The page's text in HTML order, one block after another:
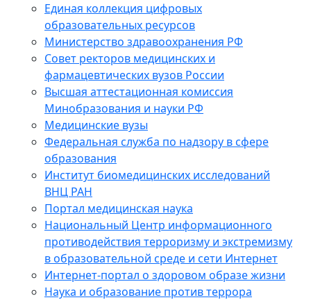
Единая коллекция цифровых
образовательных ресурсов
Министерство здравоохранения РФ
Совет ректоров медицинских и
фармацевтических вузов России
Высшая аттестационная комиссия
Минобразования и науки РФ
Медицинские вузы
Федеральная служба по надзору в сфере
образования
Институт биомедицинских исследований
ВНЦ РАН
Портал медицинская наука
Национальный Центр информационного
противодействия терроризму и экстремизму
в образовательной среде и сети Интернет
Интернет-портал о здоровом образе жизни
Наука и образование против террора